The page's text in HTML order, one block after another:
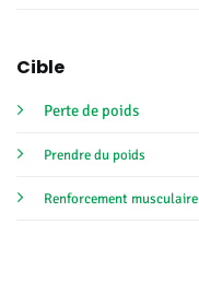
Cible
Perte de poids
Prendre du poids
Renforcement musculaire